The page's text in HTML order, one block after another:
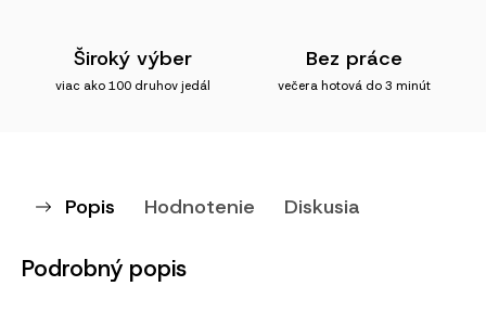
Široký výber
viac ako 100 druhov jedál
Bez práce
večera hotová do 3 minút
Popis Hodnotenie Diskusia
Podrobný popis